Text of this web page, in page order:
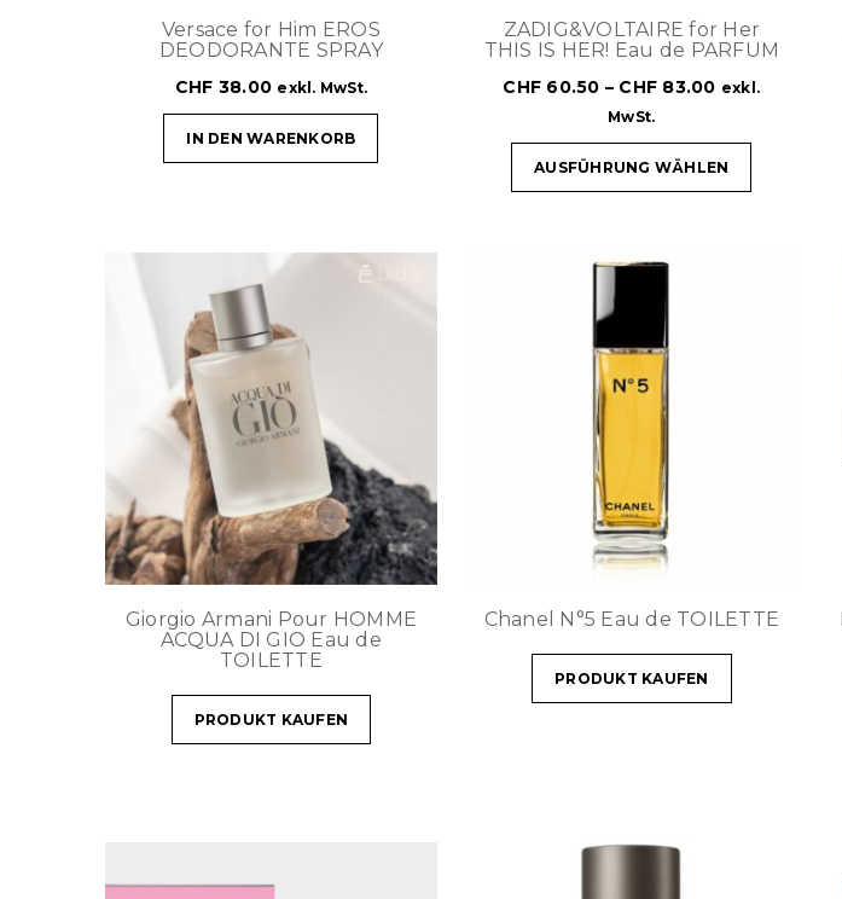
Versace for Him EROS
DEODORANTE SPRAY
CHF 38.00 exkl. MwSt.
IN DEN WARENKORB
ZADIG&VOLTAIRE for Her
THIS IS HER! Eau de PARFUM
CHF 60.50 – CHF 83.00 exkl.
MwSt.
AUSFÜHRUNG WÄHLEN
Giorgio Armani Pour HOMME
ACQUA DI GIO Eau de
TOILETTE
PRODUKT KAUFEN
Chanel N°5 Eau de TOILETTE
PRODUKT KAUFEN